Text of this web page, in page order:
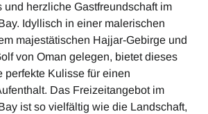
und herzliche Gastfreundschaft im
Idyllisch in einer malerischen
majestätischen Hajjar-Gebirge und
von Oman gelegen, bietet dieses
perfekte Kulisse für einen
Das Freizeitangebot im
ist so vielfältig wie die Landschaft,